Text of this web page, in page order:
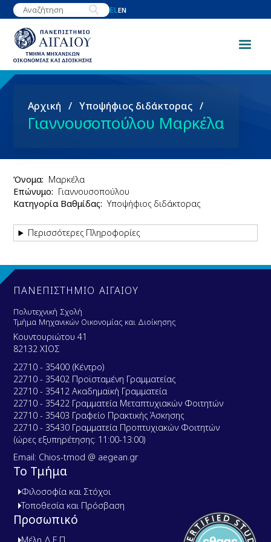
Παράκαμψη
προς
κυρίως
περιεχόμενο
ELEN
Breadcrumb
Αρχική Υποψήφιος διδάκτορας
Γιαννουσοπούλου Μαρκέλα
Όνομα
Μαρκέλα
Επώνυμο
Γιαννουσοπούλου
Κατηγορία Βαθμίδας Υποψήφιος διδάκτορας
Περισσότερες Πληροφορίες
ΠΑΝΕΠΙΣΤΗΜΙΟ ΑΙΓΑΙΟΥ
Πολυτεχνική Σχολή
Τμήμα Μηχανικών Οικονομίας και Διοίκησης
Κουντουριώτου 41
82132 ΧΙΟΣ
22710 - 35400 (Κέντρο)
22710 - 35402 Προϊσταμένη Γραμματείας
22710 - 35412 Ακαδημαϊκή Γραμματεία
22710 - 35422 Γραμματεία Μεταπτυχιακών Φοιτητών
22710 - 35403 Γραφείο Πρακτικής Άσκησης
22710 - 35430 Γραμματεία Προπτυχιακών Φοιτητών
(ώρες εξυπηρέτησης: 11:00-13:00)
Email: Chios-tmod @ aegean.gr
Το Τμήμα
Φιλοσοφία και Στόχοι
Τοποθεσία και Πρόσβαση
Προσωπικό